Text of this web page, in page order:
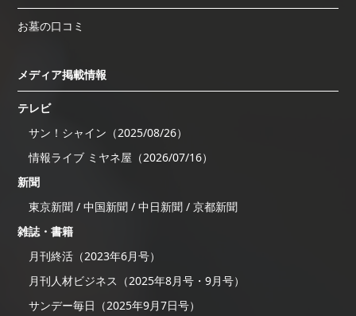
お墓の口コミ
メディア掲載情報
テレビ
サン！シャイン（2025/08/26）
情報ライブ ミヤネ屋（2026/07/16）
新聞
東京新聞 / 中国新聞 / 中日新聞 / 京都新聞
雑誌・書籍
月刊終活（2023年6月号）
月刊人材ビジネス（2025年8月号・9月号）
サンデー毎日（2025年9月7日号）